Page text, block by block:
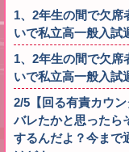
1、2年生の間で欠席
いで私立高一般入試
1、2年生の間で欠席
いで私立高一般入試
2/5【回る有責カウ
バレたかと思ったら
するんだよ？今まで